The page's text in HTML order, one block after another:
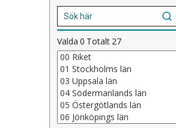
Valda 0 Totalt 27